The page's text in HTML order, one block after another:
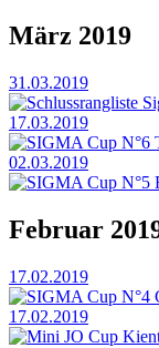
März 2019
31.03.2019
Schlussrangliste
17.03.2019
SIGMA Cup N°6
02.03.2019
SIGMA Cup N°5
Februar
17.02.2019
SIGMA Cup N°4
17.02.2019
Mini JO Cup